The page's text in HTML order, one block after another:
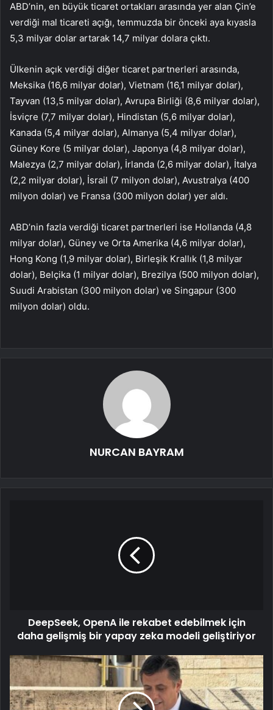
ABD’nin, en büyük ticaret ortakları arasında yer alan Çin’e
verdiği mal ticareti açığı, temmuzda bir önceki aya kıyasla
5,3 milyar dolar artarak 14,7 milyar dolara çıktı.
Ülkenin açık verdiği diğer ticaret partnerleri arasında,
Meksika (16,6 milyar dolar), Vietnam (16,1 milyar dolar),
Tayvan (13,5 milyar dolar), Avrupa Birliği (8,6 milyar dolar),
İsviçre (7,7 milyar dolar), Hindistan (5,6 milyar dolar),
Kanada (5,4 milyar dolar), Almanya (5,4 milyar dolar),
Güney Kore (5 milyar dolar), Japonya (4,8 milyar dolar),
Malezya (2,7 milyar dolar), İrlanda (2,6 milyar dolar), İtalya
(2,2 milyar dolar), İsrail (7 milyon dolar), Avustralya (400
milyon dolar) ve Fransa (300 milyon dolar) yer aldı.
ABD’nin fazla verdiği ticaret partnerleri ise Hollanda (4,8
milyar dolar), Güney ve Orta Amerika (4,6 milyar dolar),
Hong Kong (1,9 milyar dolar), Birleşik Krallık (1,8 milyar
dolar), Belçika (1 milyar dolar), Brezilya (500 milyon dolar),
Suudi Arabistan (300 milyon dolar) ve Singapur (300
milyon dolar) oldu.
NURCAN BAYRAM
DeepSeek, OpenA ile rekabet edebilmek için
daha gelişmiş bir yapay zeka modeli geliştiriyor